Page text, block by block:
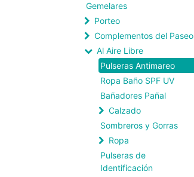
Gemelares
Porteo
Complementos del Paseo
Al Aire Libre
Pulseras Antimareo
Ropa Baño SPF UV
Bañadores Pañal
Calzado
Sombreros y Gorras
Ropa
Pulseras de
Identificación